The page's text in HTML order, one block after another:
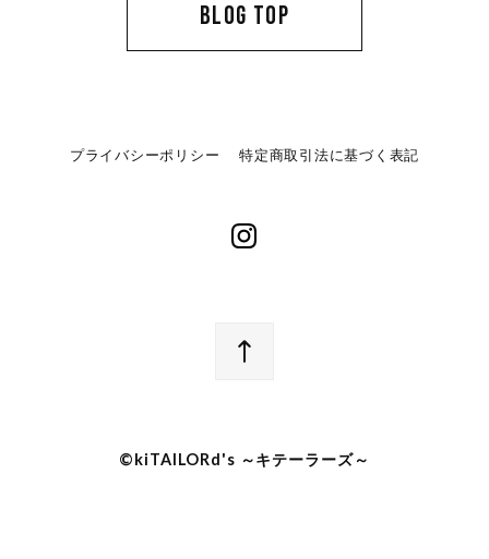
BLOG TOP
プライバシーポリシー 特定商取引法に基づく表記
©︎kiTAILORd's ～キテーラーズ～